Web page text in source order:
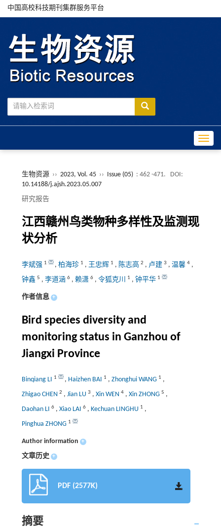
中国高校科技期刊集群服务平台
生物资源 ›› 2023, Vol. 45 ›› Issue (05) : 462 -471.
DOI:
10.14188/j.ajsh.2023.05.007
研究报告
江西赣州鸟类物种多样性及监测现
状分析
李斌强 1 , 柏海珍 1 , 王忠辉 1 , 陈志高 2 , 卢建 3 , 温馨 4,
钟鑫 5 , 李道涵 6, 赖潇 6, 令狐克川 1 , 钟平华 1
作者信息 +
Bird species diversity and
monitoring status in Ganzhou of
Jiangxi Province
Binqiang LI 1 , Haizhen BAI 1 , Zhonghui WANG 1 ,
Zhigao CHEN 2 , Jian LU 3 , Xin WEN 4, Xin ZHONG 5 ,
Daohan LI 6, Xiao LAI 6, Kechuan LINGHU 1 ,
Pinghua ZHONG 1
Author information +
文章历史 +
PDF (2577K)
摘要